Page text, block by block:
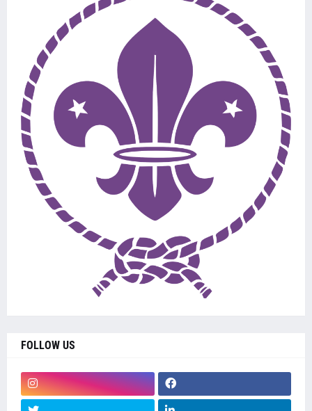
FOLLOW US